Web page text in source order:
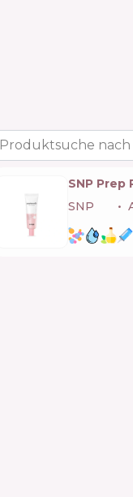
Produktsuche nach
SNP Prep
SNP